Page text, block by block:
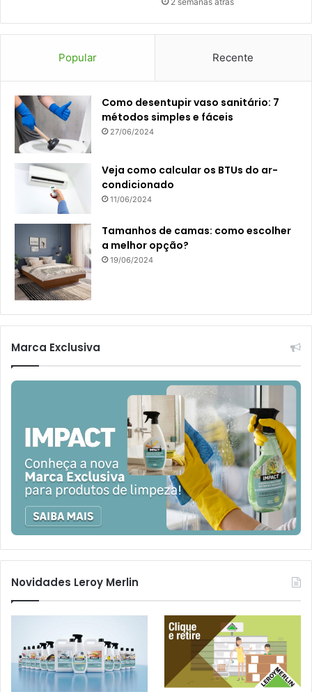
Popular Recente
Como desentupir vaso sanitário: 7
métodos simples e fáceis
27/06/2024
Veja como calcular os BTUs do ar-
condicionado
11/06/2024
Tamanhos de camas: como escolher
a melhor opção?
19/06/2024
Marca Exclusiva
Novidades Leroy Merlin